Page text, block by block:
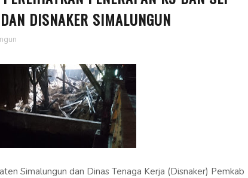
DISNAKER SIMALUNGUN
Simalungun dan Dinas Tenaga Kerja (Disnaker) Pemkab